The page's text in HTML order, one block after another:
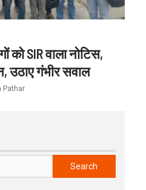
को SIR वाला नोटिस,
उठाए गंभीर सवाल
Pathar
Search